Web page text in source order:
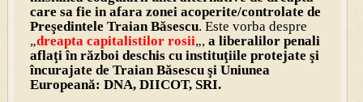
care sa fie in afara zonei acoperite/controlate de
Preşedintele Traian Băsescu. Este vorba despre
„dreapta capitalistilor rosii„, a liberalilor penali
aflaţi în război deschis cu instituţiile protejate şi
încurajate de Traian Băsescu şi Uniunea
Europeană: DNA, DIICOT, SRI.